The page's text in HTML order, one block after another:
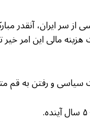
از سر ایران، آنقدر
مالی این امر خیر
سیاسی و رفتن به قم